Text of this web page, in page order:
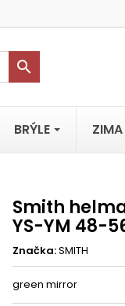

BRÝLE ZIMA
Smith
YS-YM 48-
Značka:SMITH
green mirror